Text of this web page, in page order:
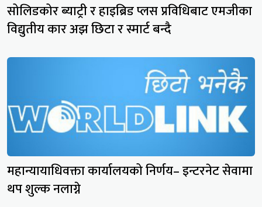
सोलिडकोर ब्याट्री र हाइब्रिड प्लस प्रविधिबाट एमजीका
विद्युतीय कार अझ छिटा र स्मार्ट बन्दै
महान्यायाधिवक्ता कार्यालयको निर्णय– इन्टरनेट सेवामा
थप शुल्क नलाग्ने